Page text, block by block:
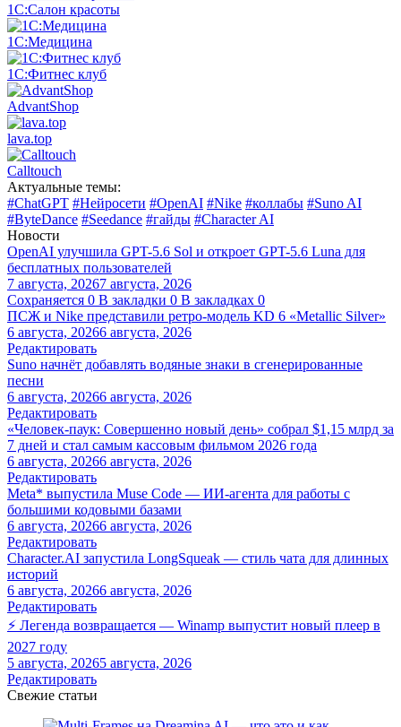
1С:Салон красоты
1С:Медицина
1С:Фитнес клуб
AdvantShop
lava.top
Calltouch
Актуальные темы:
#ChatGPT #Нейросети #OpenAI #Nike #коллабы #Suno AI
#ByteDance #Seedance #гайды #Character AI
Новости
OpenAI улучшила GPT-5.6 Sol и откроет GPT-5.6 Luna для
бесплатных пользователей
7 августа, 20267 августа, 2026
Сохраняется 0 В закладки 0 В закладках 0
ПСЖ и Nike представили ретро-модель KD 6 «Metallic Silver»
6 августа, 20266 августа, 2026
Редактировать
Suno начнёт добавлять водяные знаки в сгенерированные
песни
6 августа, 20266 августа, 2026
Редактировать
«Человек-паук: Совершенно новый день» собрал $1,15 млрд за
7 дней и стал самым кассовым фильмом 2026 года
6 августа, 20266 августа, 2026
Редактировать
Meta* выпустила Muse Code — ИИ-агента для работы с
большими кодовыми базами
6 августа, 20266 августа, 2026
Редактировать
Character.AI запустила LongSqueak — стиль чата для длинных
историй
6 августа, 20266 августа, 2026
Редактировать
⚡ Легенда возвращается — Winamp выпустит новый плеер в
2027 году
5 августа, 20265 августа, 2026
Редактировать
Свежие статьи